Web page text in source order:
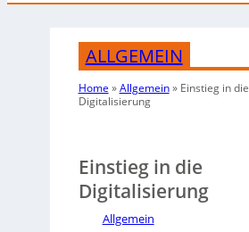
ALLGEMEIN
Home »Allgemein» Einstieg in die
Digitalisierung
Einstieg in die
Digitalisierung
Allgemein